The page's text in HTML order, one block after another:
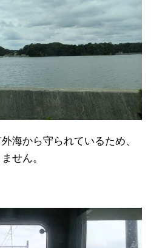
海から守られているため、
せん。